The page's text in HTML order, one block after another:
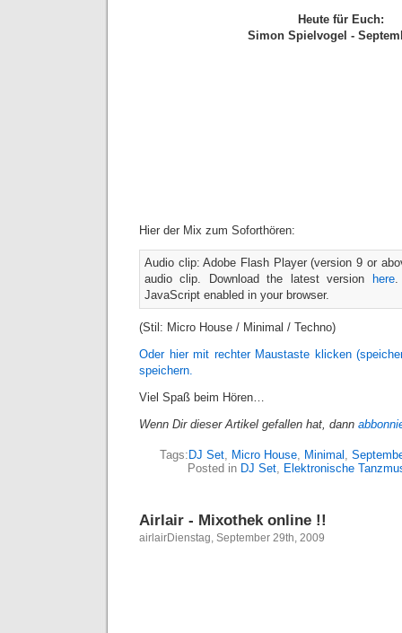
Heute für Euch:
Simon Spielvogel -
Hier der Mix zum Soforthören:
Audio clip: Adobe Flash Player (version 9 or
audio clip. Download the latest version
here.
JavaScript enabled in your browser.
(Stil: Micro House / Minimal / Techno)
Oder hier mit rechter Maustaste klicken
speichern.
Viel Spaß beim Hören…
Wenn Dir dieser Artikel gefallen hat, dann
Tags: DJ Set, Micro House, Minimal ,
Posted in DJ Set, Elektronische
Airlair - Mixothek online !!
airlairDienstag, September 29th, 2009